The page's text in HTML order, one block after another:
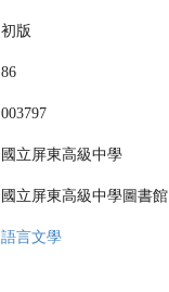
初版
86
003797
國立屏東高級中學
國立屏東高級中學圖書館
語言文學